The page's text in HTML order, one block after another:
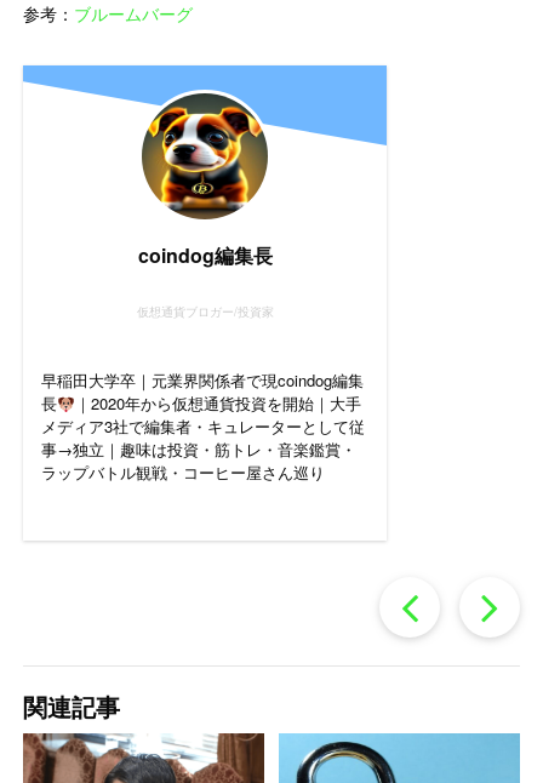
参考： ブルームバーグ
coindog編集長
仮想通貨ブロガー/投資家
早稲田大学卒｜元業界関係者で現coindog編集
長
｜2020年から仮想通貨投資を開始｜大手
メディア3社で編集者・キュレーターとして従
事→独立｜趣味は投資・筋トレ・音楽鑑賞・
ラップバトル観戦・コーヒー屋さん巡り
過
去
の
関連記事